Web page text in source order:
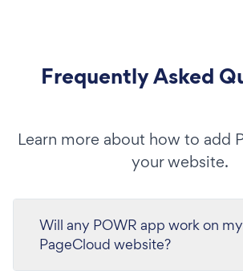
Frequently Asked
Learn more about how to add
your website.
Will any POWR app work on my
PageCloud website?